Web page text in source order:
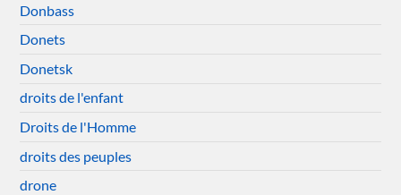
Donbass
Donets
Donetsk
droits de l'enfant
Droits de l'Homme
droits des peuples
drone